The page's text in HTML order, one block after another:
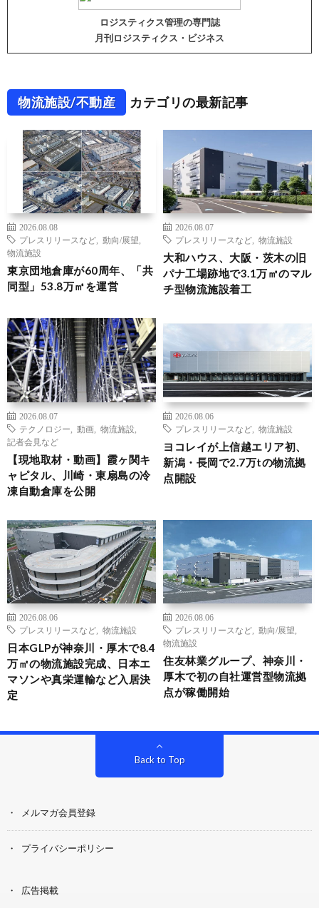
ロジスティクス管理の専門誌
月刊ロジスティクス・ビジネス
物流施設/不動産 カテゴリの最新記事
2026.08.08
プレスリリースなど
動向/展望
物流施設
東京団地倉庫が60周年、「共
同型」53.8万㎡を運営
2026.08.07
プレスリリースなど
物流施設
大和ハウス、大阪・茨木の旧
パナ工場跡地で3.1万㎡のマル
チ型物流施設着工
2026.08.07
テクノロジー
動画 物流施設
記者会見など
【現地取材・動画】霞ヶ関キ
ャピタル、川崎・東扇島の冷
凍自動倉庫を公開
2026.08.06
プレスリリースなど
物流施設
ヨコレイが上信越エリア初、
新潟・長岡で2.7万tの物流拠
点開設
2026.08.06
プレスリリースなど
物流施設
日本GLPが神奈川・厚木で8.4
万㎡の物流施設完成、日本エ
マソンや真栄運輸など入居決
定
2026.08.06
プレスリリースなど
動向/展望
物流施設
住友林業グループ、神奈川・
厚木で初の自社運営型物流拠
点が稼働開始
Back to Top
メルマガ会員登録
プライバシーポリシー
広告掲載